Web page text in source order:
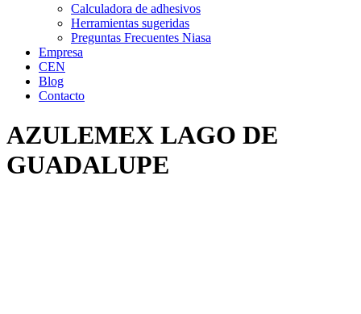
Calculadora de adhesivos
Herramientas sugeridas
Preguntas Frecuentes Niasa
Empresa
CEN
Blog
Contacto
AZULEMEX LAGO DE
GUADALUPE